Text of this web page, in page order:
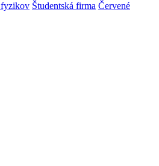
fyzikov Študentská firma Červené